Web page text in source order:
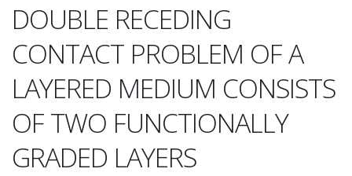
DOUBLE RECEDING
CONTACT PROBLEM OF A
LAYERED MEDIUM CONSISTS
OF TWO FUNCTIONALLY
GRADED LAYERS